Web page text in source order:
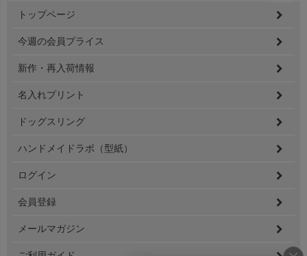
ペー
ップ
トップページ
今週の会員プライス
新作・再入荷情報
名入れプリント
ドッグスリング
ハンドメイドラボ（型紙）
ログイン
会員登録
メールマガジン